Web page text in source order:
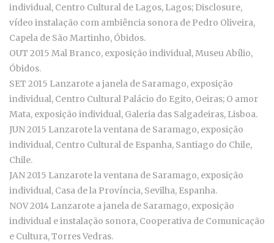
individual, Centro Cultural de Lagos, Lagos; Disclosure,
vídeo instalação com ambiência sonora de Pedro Oliveira,
Capela de São Martinho, Óbidos.
OUT 2015 Mal Branco, exposição individual, Museu Abílio,
Óbidos.
SET 2015 Lanzarote a janela de Saramago, exposição
individual, Centro Cultural Palácio do Egito, Oeiras; O amor
Mata, exposição individual, Galeria das Salgadeiras, Lisboa.
JUN 2015 Lanzarote la ventana de Saramago, exposição
individual, Centro Cultural de Espanha, Santiago do Chile,
Chile.
JAN 2015 Lanzarote la ventana de Saramago, exposição
individual, Casa de la Província, Sevilha, Espanha.
NOV 2014 Lanzarote a janela de Saramago, exposição
individual e instalação sonora, Cooperativa de Comunicação
e Cultura, Torres Vedras.